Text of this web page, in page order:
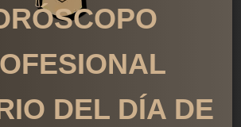
DEL DÍA DE